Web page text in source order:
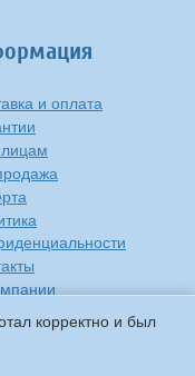
корректно и был
и оплата
Monin
барного стекла